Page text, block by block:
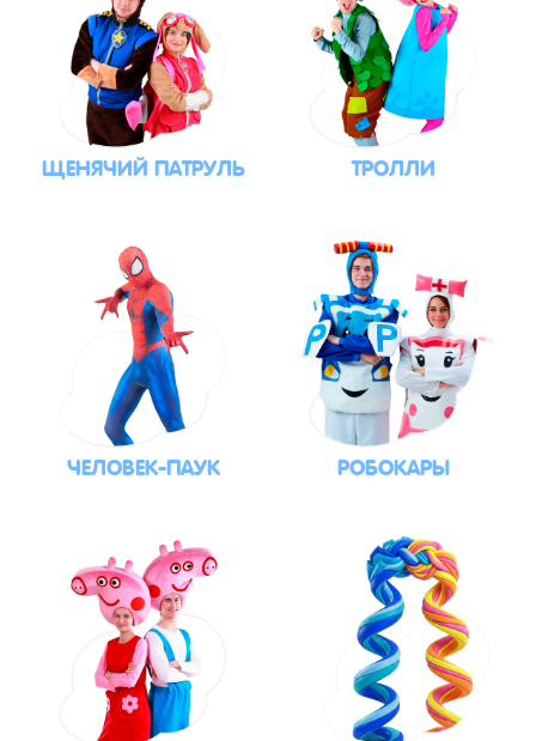
ЩЕНЯЧИЙ ПАТРУЛЬ ТРОЛЛИ
ЧЕЛОВЕК-ПАУК РОБОКАРЫ